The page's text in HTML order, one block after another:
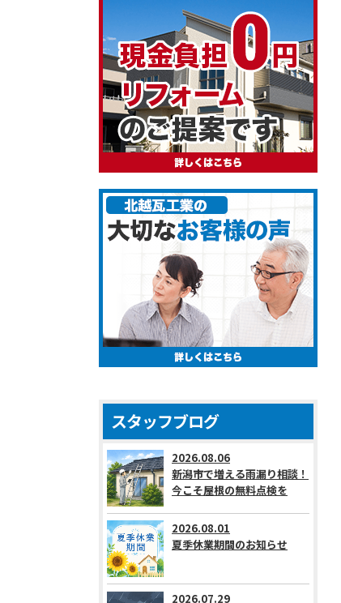
スタッフブログ
2026.08.06
新潟市で増える雨漏り相談！
今こそ屋根の無料点検を
2026.08.01
夏季休業期間のお知らせ
2026.07.29